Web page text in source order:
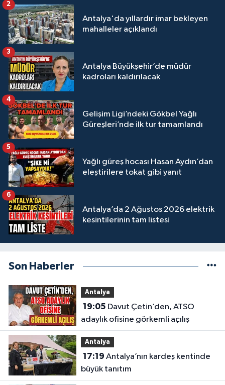
Antalya'da yıllardır imar bekleyen
mahalleler açıklandı
2
Antalya Büyükşehir’de müdür
kadroları kaldırılacak
3
Gelişim Ligi’ndeki Gökbel Yağlı
Güreşleri’nde ilk tur tamamlandı
4
Yağlı güreş hocası Hasan Aydın’dan
eleştirilere tokat gibi yanıt
5
Antalya’da 2 Ağustos 2026 elektrik
kesintilerinin tam listesi
6
Son Haberler
Antalya
19:05
adaylık ofisine görkemli açılış
Antalya
17:19
büyük tanıtım